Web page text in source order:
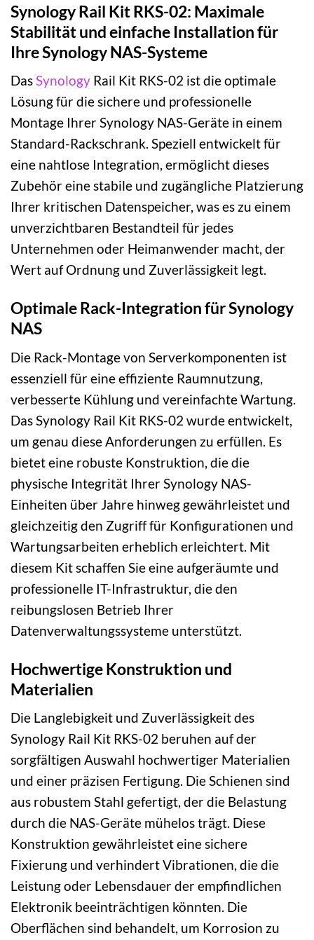
Synology Rail Kit RKS-02: Maximale
Stabilität und einfache Installation für
Ihre Synology NAS-Systeme
DasSynology Rail Kit RKS-02 ist die optimale
Lösung für die sichere und professionelle
Montage Ihrer Synology NAS-Geräte in einem
Standard-Rackschrank. Speziell entwickelt für
eine nahtlose Integration, ermöglicht dieses
Zubehör eine stabile und zugängliche Platzierung
Ihrer kritischen Datenspeicher, was es zu einem
unverzichtbaren Bestandteil für jedes
Unternehmen oder Heimanwender macht, der
Wert auf Ordnung und Zuverlässigkeit legt.
Optimale Rack-Integration für Synology
NAS
Die Rack-Montage von Serverkomponenten ist
essenziell für eine effiziente Raumnutzung,
verbesserte Kühlung und vereinfachte Wartung.
Das Synology Rail Kit RKS-02 wurde entwickelt,
um genau diese Anforderungen zu erfüllen. Es
bietet eine robuste Konstruktion, die die
physische Integrität Ihrer Synology NAS-
Einheiten über Jahre hinweg gewährleistet und
gleichzeitig den Zugriff für Konfigurationen und
Wartungsarbeiten erheblich erleichtert. Mit
diesem Kit schaffen Sie eine aufgeräumte und
professionelle IT-Infrastruktur, die den
reibungslosen Betrieb Ihrer
Datenverwaltungssysteme unterstützt.
Hochwertige Konstruktion und
Materialien
Die Langlebigkeit und Zuverlässigkeit des
Synology Rail Kit RKS-02 beruhen auf der
sorgfältigen Auswahl hochwertiger Materialien
und einer präzisen Fertigung. Die Schienen sind
aus robustem Stahl gefertigt, der die Belastung
durch die NAS-Geräte mühelos trägt. Diese
Konstruktion gewährleistet eine sichere
Fixierung und verhindert Vibrationen, die die
Leistung oder Lebensdauer der empfindlichen
Elektronik beeinträchtigen könnten. Die
Oberflächen sind behandelt, um Korrosion zu